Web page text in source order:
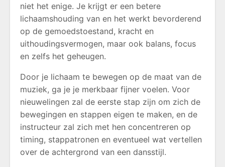
niet het enige. Je krijgt er een betere
lichaamshouding van en het werkt bevorderend
op de gemoedstoestand, kracht en
uithoudingsvermogen, maar ook balans, focus
en zelfs het geheugen.
Door je lichaam te bewegen op de maat van de
muziek, ga je je merkbaar fijner voelen. Voor
nieuwelingen zal de eerste stap zijn om zich de
bewegingen en stappen eigen te maken, en de
instructeur zal zich met hen concentreren op
timing, stappatronen en eventueel wat vertellen
over de achtergrond van een dansstijl.